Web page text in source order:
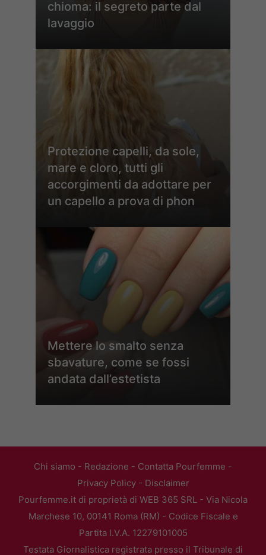
chioma: il segreto parte dal
lavaggio
Protezione capelli, da sole,
mare e cloro, tutti gli
accorgimenti da adottare per
un capello a prova di phon
Mettere lo smalto senza
sbavature, come se fossi
andata dall’estetista
Chi siamo - Redazione - Contatta Pourfemme -
Privacy Policy- Disclaimer
Pourfemme.it di proprietà di WEB 365 SRL - Via Nicola
Marchese 10, 00141 Roma (RM) - Codice Fiscale e
Partita I.V.A. 12279101005
Testata Giornalistica registrata presso il Tribunale di